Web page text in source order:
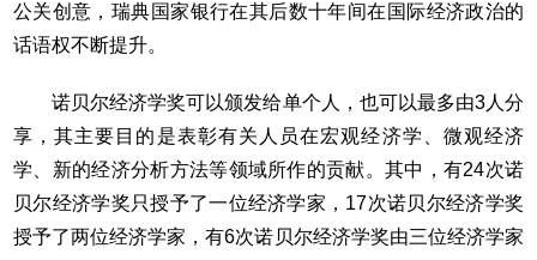
公关创意，瑞典国家银行在其后数十年间在国际经济政治的
话语权不断提升。
诺贝尔经济学奖可以颁发给单个人，也可以最多由3人分
享，其主要目的是表彰有关人员在宏观经济学、微观经济
学、新的经济分析方法等领域所作的贡献。其中，有24次诺
贝尔经济学奖只授予了一位经济学家，17次诺贝尔经济学奖
授予了两位经济学家，有6次诺贝尔经济学奖由三位经济学家